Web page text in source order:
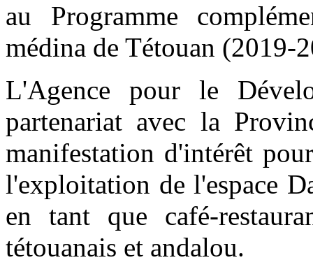
au Programme
médina de Tétouan (2019-
L'Agence pour le
partenariat avec la
manifestation d'intérêt
l'exploitation de l'espace
en tant que café-
tétouanais et andalou.